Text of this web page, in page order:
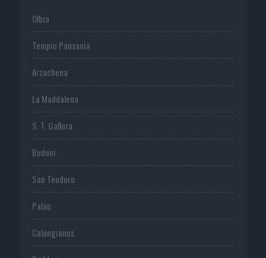
Olbia
Tempio Pausania
Arzachena
La Maddalena
S. T. Gallura
Budoni
San Teodoro
Palau
Calangianus